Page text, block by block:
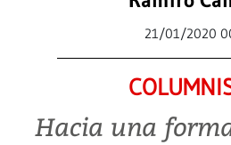
21/01/2020
Hacia una